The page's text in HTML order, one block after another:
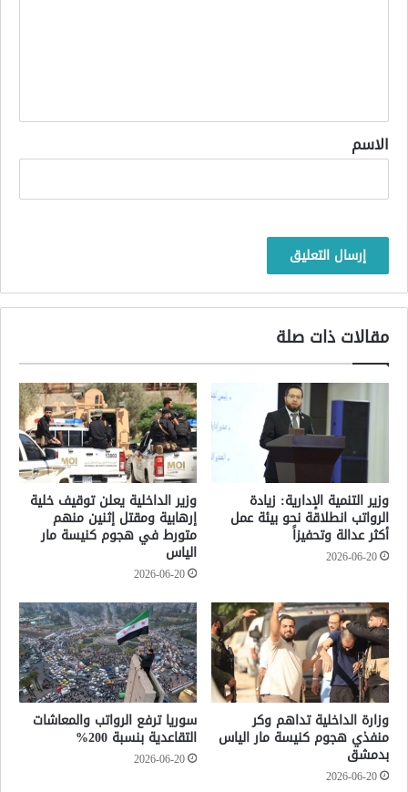
*
الاسم
مقالات ذات صلة
وزير التنمية الإدارية: زيادة
الرواتب انطلاقة نحو بيئة عمل
أكثر عدالة وتحفيزاً
2026-06-20
وزير الداخلية يعلن توقيف خلية
إرهابية ومقتل إثنين منهم
متورط في هجوم كنيسة مار
الياس
2026-06-20
وزارة الداخلية تداهم وكر
منفذي هجوم كنيسة مار الياس
بدمشق
2026-06-20
سوريا ترفع الرواتب والمعاشات
التقاعدية بنسبة 200%
2026-06-20